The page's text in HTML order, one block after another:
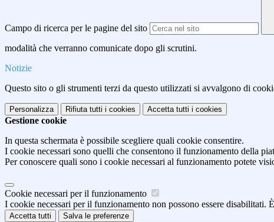
Campo di ricerca per le pagine del sito
modalità che verranno comunicate dopo gli scrutini.
Notizie
Questo sito o gli strumenti terzi da questo utilizzati si avvalgono di
Personalizza Rifiuta tutti i cookies Accetta tutti i cookies
Gestione cookie
In questa schermata è possibile scegliere quali cookie consentire.
I cookie necessari sono quelli che consentono il funzionamento della
Per conoscere quali sono i cookie necessari al funzionamento potete
Cookie necessari per il funzionamento
I cookie necessari per il funzionamento non possono essere
Accetta tutti Salva le preferenze